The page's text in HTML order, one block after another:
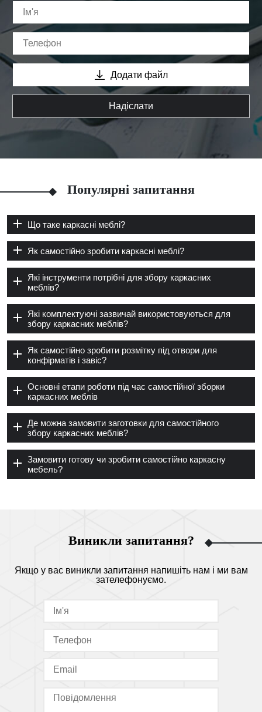
Додати файл
Надіслати
Популярні запитання
Що таке каркасні меблі?
Як самостійно зробити каркасні меблі?
Які інструменти потрібні для збору каркасних
меблів?
Які комплектуючі зазвичай використовуються для
збору каркасних меблів?
Як самостійно зробити розмітку під отвори для
конфірматів і завіс?
Основні етапи роботи під час самостійної зборки
каркасних меблів
Де можна замовити заготовки для самостійного
збору каркасних меблів?
Замовити готову чи зробити самостійно каркасну
мебель?
Виникли запитання?
Якщо у вас виникли запитання напишіть нам і ми вам
зателефонуємо.